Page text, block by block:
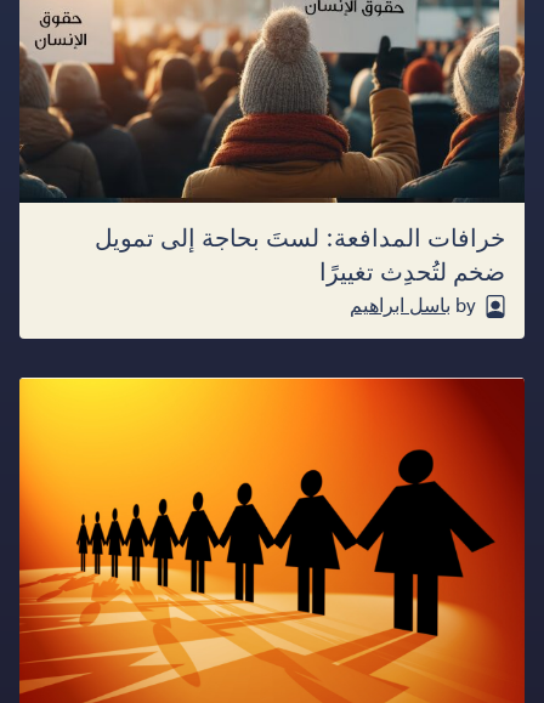
خرافات المدافعة: لستَ بحاجة إلى تمويل
ضخم لتُحدِث تغييرًا
by باسل ابراهيم